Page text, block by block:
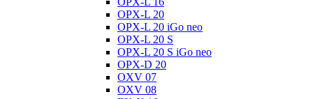
OPX-L 20
OPX-L 20 iGo neo
OPX-L 20 S
OPX-L 20 S iGo neo
OPX-D 20
OXV 07
OXV 08